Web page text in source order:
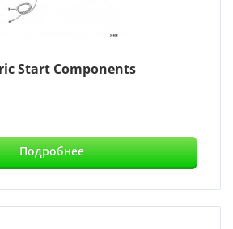
Start Components
Подробнее